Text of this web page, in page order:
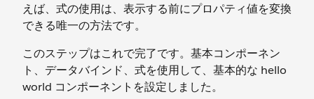
えば、式の使用は、表示する前にプロパティ値を変換
できる唯一の方法です。
このステップはこれで完了です。基本コンポーネン
ト、データバインド、式を使用して、基本的な hello
world コンポーネントを設定しました。